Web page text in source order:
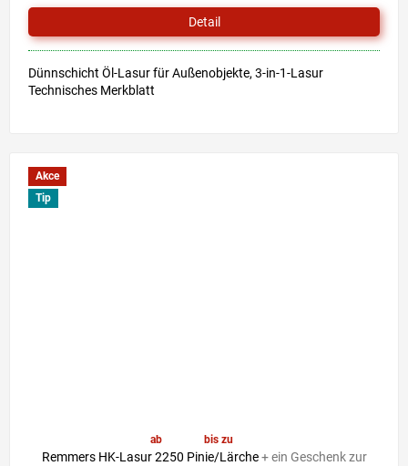
von
5
Sternen.
Detail
Dünnschicht Öl-Lasur für Außenobjekte, 3-in-1-Lasur
Technisches Merkblatt
Akce
Tip
ab bis zu
Remmers HK-Lasur 2250 Pinie/Lärche+ ein Geschenk zur